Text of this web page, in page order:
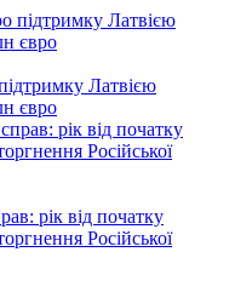
Латвією
євро
рік від початку
Російської